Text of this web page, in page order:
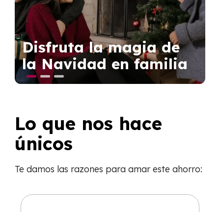
Disfruta la magia de
la Navidad en familia
Lo que nos hace
únicos
Te damos las razones para amar este ahorro: